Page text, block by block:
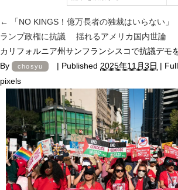
←
「NO KINGS！億万長者の独裁はいらない
ランプ政権に抗議 揺れるアメリカ国内世論
カリフォルニア州サンフランシスコで抗議デモ
By
chosyu | Published 2025年11月3日 |
pixels